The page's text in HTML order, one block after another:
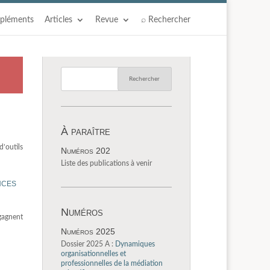
Articles Revue ⌕ Rechercher
À paraître
Numéros 202
Liste des publications à venir
Numéros
Numéros 2025
Dossier 2025 A :
Dynamiques
organisationnelles et
professionnelles de la médiation